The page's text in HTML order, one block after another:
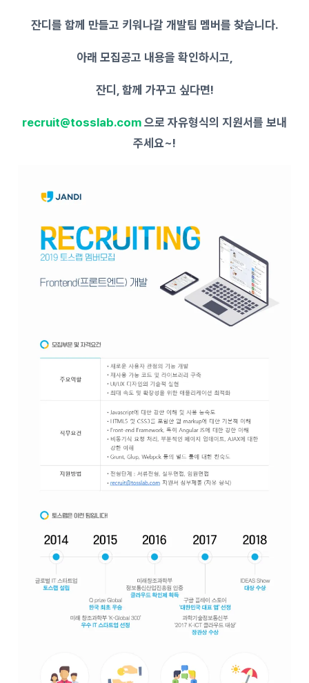
잔디를 함께 만들고 키워나갈 개발팀 멤버를 찾습니다.
아래 모집공고 내용을 확인하시고
잔디 함께 가꾸고 싶다면!
recruit@tosslab.com 으로 자유형식의 지원서를 보내
주세요~!